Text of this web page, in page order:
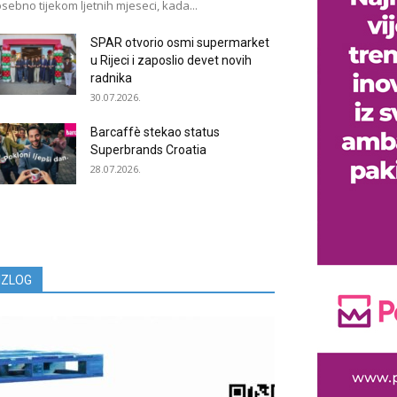
tijekom ljetnih mjeseci, kada...
SPAR otvorio osmi supermarket
u Rijeci i zaposlio devet novih
radnika
30.07.2026.
Barcaffè stekao status
Superbrands Croatia
28.07.2026.